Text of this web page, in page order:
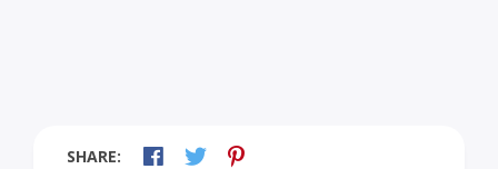
SHARE: